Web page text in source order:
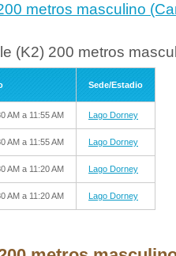
metros masculino
(K2) 200 metros
Sede/Estadio
AM a 11:55 AM Lago Dorney
AM a 11:55 AM Lago Dorney
AM a 11:20 AM Lago Dorney
AM a 11:20 AM Lago Dorney